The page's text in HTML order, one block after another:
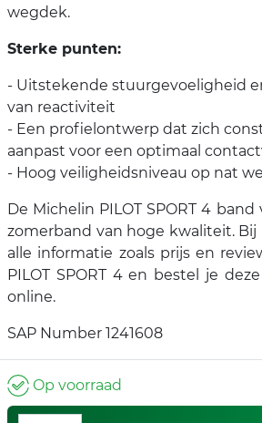
wegdek.
Sterke punten:
- Uitstekende stuurgevoeligheid
van reactiviteit
- Een profielontwerp dat zich
aanpast voor een optimaal
- Hoog veiligheidsniveau op nat
De Michelin PILOT SPORT 4
zomerband van hoge kwaliteit. Bij
alle informatie zoals prijs en
PILOT SPORT 4 en bestel je
online.
SAP Number 1241608
Op voorraad